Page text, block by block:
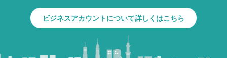
ビジネスアカウントについて詳しくはこちら